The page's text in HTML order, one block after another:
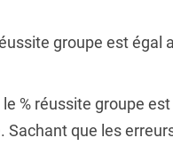
groupe est égal
% réussite groupe
Sachant que les